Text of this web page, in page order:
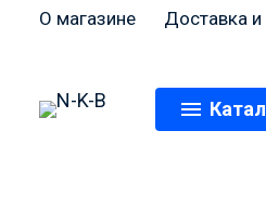
О магазине Доставка и